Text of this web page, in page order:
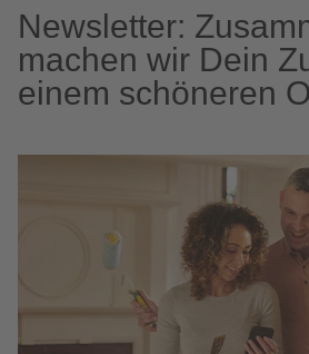
Newsletter:
machen wir Dein
einem schöneren